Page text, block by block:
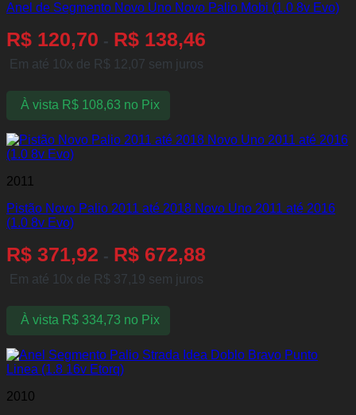
Anel de Segmento Novo Uno Novo Palio Mobi (1.0 8v Evo)
R$ 120,70 - R$ 138,46
Em até 10x de R$ 12,07 sem juros
À vista R$108,63 no Pix
2011
Pistão Novo Palio 2011 até 2018 Novo Uno 2011 até 2016
(1.0 8v Evo)
R$ 371,92 - R$ 672,88
Em até 10x de R$ 37,19 sem juros
À vista R$334,73 no Pix
2010